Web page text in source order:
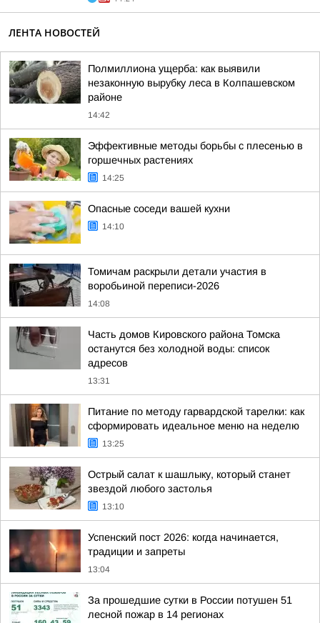
ЛЕНТА НОВОСТЕЙ
Полмиллиона ущерба: как выявили
незаконную вырубку леса в Колпашевском
районе
14:42
Эффективные методы борьбы с плесенью в
горшечных растениях
14:25
Опасные соседи вашей кухни
14:10
Томичам раскрыли детали участия в
воробьиной переписи-2026
14:08
Часть домов Кировского района Томска
останутся без холодной воды: список
адресов
13:31
Питание по методу гарвардской тарелки: как
сформировать идеальное меню на неделю
13:25
Острый салат к шашлыку, который станет
звездой любого застолья
13:10
Успенский пост 2026: когда начинается,
традиции и запреты
13:04
За прошедшие сутки в России потушен 51
лесной пожар в 14 регионах